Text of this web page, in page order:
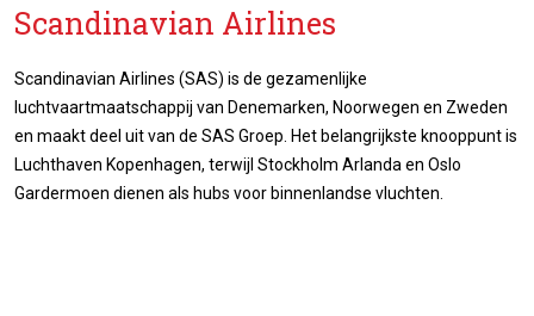
Scandinavian Airlines
Scandinavian Airlines (SAS) is de gezamenlijke
luchtvaartmaatschappij van Denemarken, Noorwegen en Zweden
en maakt deel uit van de SAS Groep. Het belangrijkste knooppunt is
Luchthaven Kopenhagen, terwijl Stockholm Arlanda en Oslo
Gardermoen dienen als hubs voor binnenlandse vluchten.